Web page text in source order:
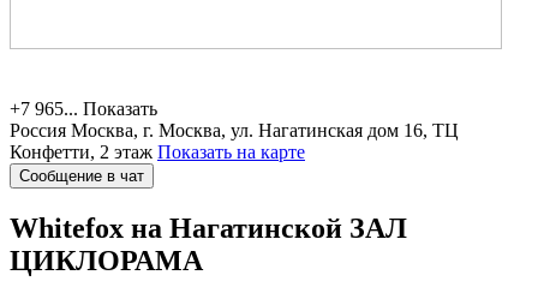
+7 965... Показать
Россия Москва, г. Москва, ул. Нагатинская дом 16, ТЦ
Конфетти, 2 этаж Показать на карте
Сообщение в чат
Whitefox на Нагатинской ЗАЛ
ЦИКЛОРАМА